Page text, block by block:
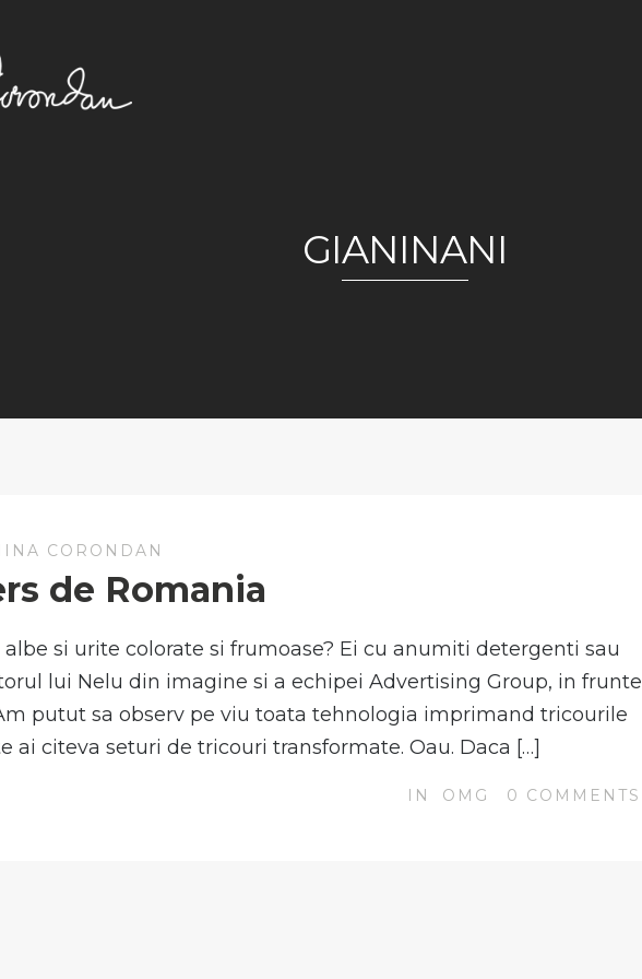
GIANINANI
CORONDAN
de Romania
si urite colorate si frumoase? Ei cu anumiti detergenti sau
lui Nelu din imagine si a echipei Advertising Group, in frunte
putut sa observ pe viu toata tehnologia imprimand tricourile
ai citeva seturi de tricouri transformate. Oau. Daca […]
IN OMG 0 COMMENTS